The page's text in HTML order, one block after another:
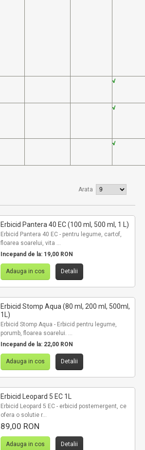
√
√
√
Arata
Erbicid Pantera 40 EC (100 ml, 500 ml, 1 L)
Erbicid Pantera 40 EC - pentru legume, cartof,
floarea soarelui, vita ...
Incepand de la: 19,00 RON
Adauga in cos Detalii
Erbicid Stomp Aqua (80 ml, 200 ml, 500ml,
1L)
Erbicid Stomp Aqua - Erbicid pentru legume,
porumb, floarea soarelui. ...
Incepand de la: 22,00 RON
Adauga in cos Detalii
Erbicid Leopard 5 EC 1L
Erbicid Leopard 5 EC - erbicid postemergent, ce
ofera o solutie r...
89,00 RON
Adauga in cos Detalii